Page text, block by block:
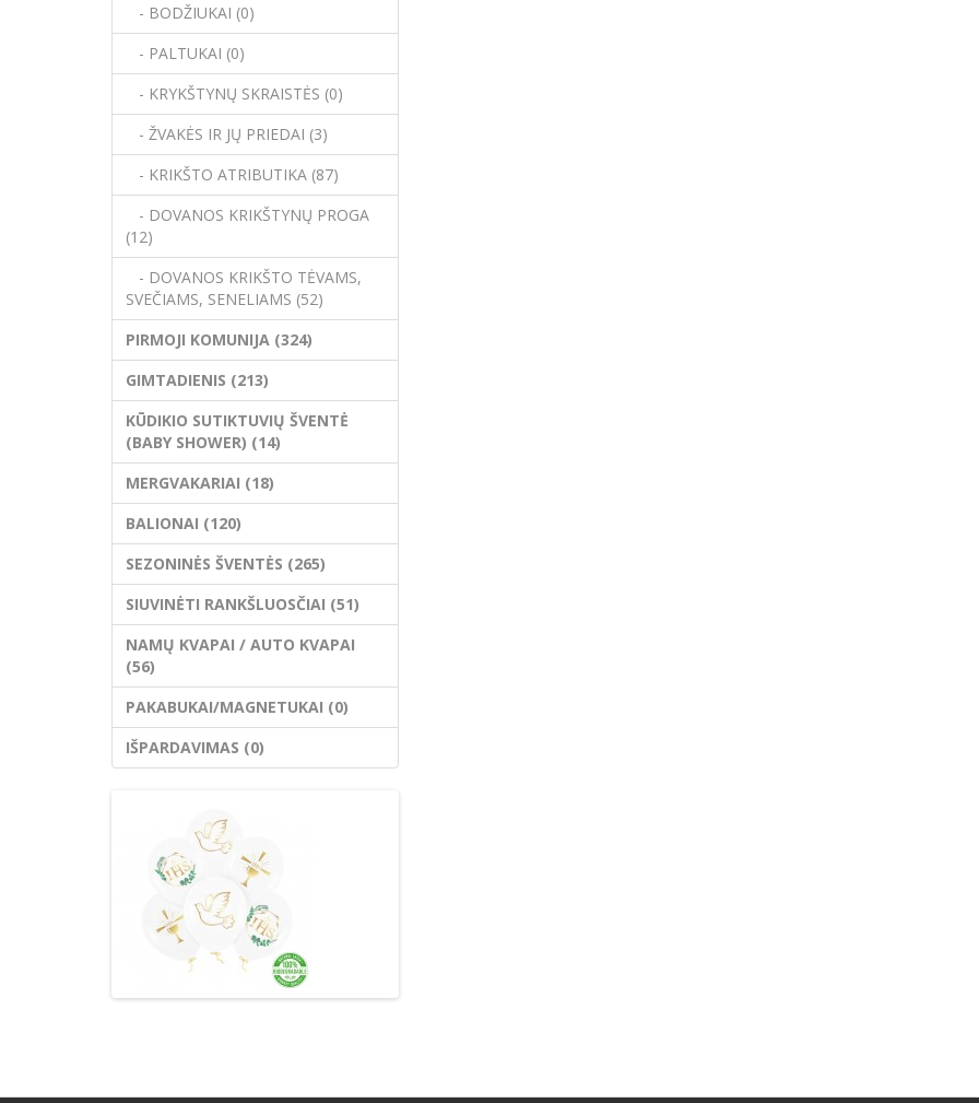
- BODŽIUKAI (0)
- PALTUKAI (0)
- KRYKŠTYNŲ SKRAISTĖS (0)
- ŽVAKĖS IR JŲ PRIEDAI (3)
- KRIKŠTO ATRIBUTIKA (87)
- DOVANOS KRIKŠTYNŲ PROGA
(12)
- DOVANOS KRIKŠTO TĖVAMS,
SVEČIAMS, SENELIAMS (52)
PIRMOJI KOMUNIJA (324)
GIMTADIENIS (213)
KŪDIKIO SUTIKTUVIŲ ŠVENTĖ
(BABY SHOWER) (14)
MERGVAKARIAI (18)
BALIONAI (120)
SEZONINĖS ŠVENTĖS (265)
SIUVINĖTI RANKŠLUOSČIAI (51)
NAMŲ KVAPAI / AUTO KVAPAI
(56)
PAKABUKAI/MAGNETUKAI (0)
IŠPARDAVIMAS (0)